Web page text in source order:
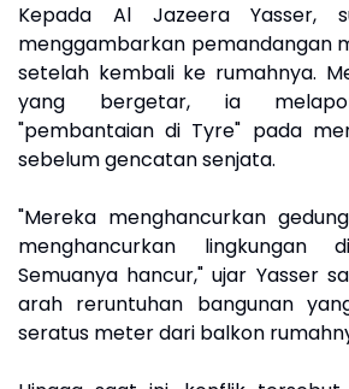
Kepada Al Jazeera Yasser,
menggambarkan pemandangan
setelah kembali ke rumahnya.
yang bergetar, ia
"pembantaian di Tyre" pada
sebelum gencatan senjata.
"Mereka menghancurkan
menghancurkan lingkungan
Semuanya hancur," ujar Yasser
arah reruntuhan bangunan
seratus meter dari balkon